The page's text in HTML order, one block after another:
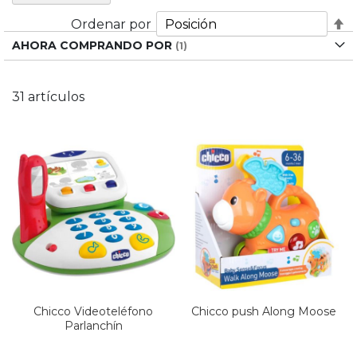
AHORA COMPRANDO POR
31 artículos
Ordenar por
Chicco Videoteléfono
Parlanchín
Chicco push Along Moose